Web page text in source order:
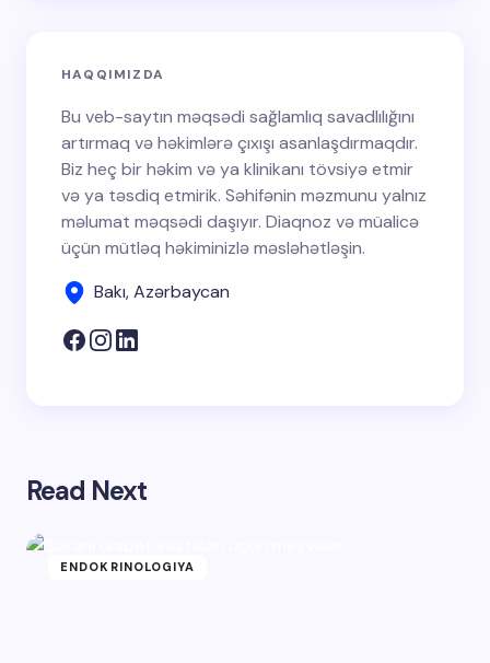
HAQQIMIZDA
Bu veb-saytın məqsədi sağlamlıq savadlılığını
artırmaq və həkimlərə çıxışı asanlaşdırmaqdır.
Biz heç bir həkim və ya klinikanı tövsiyə etmir
və ya təsdiq etmirik. Səhifənin məzmunu yalnız
məlumat məqsədi daşıyır. Diaqnoz və müalicə
üçün mütləq həkiminizlə məsləhətləşin.
Bakı, Azərbaycan
Read Next
ENDOKRINOLOGIYA